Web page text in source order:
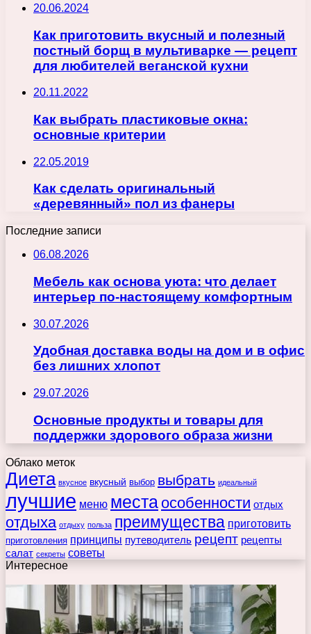
20.06.2024
Как приготовить вкусный и полезный
постный борщ в мультиварке — рецепт
для любителей веганской кухни
20.11.2022
Как выбрать пластиковые окна:
основные критерии
22.05.2019
Как сделать оригинальный
«деревянный» пол из фанеры
Последние записи
06.08.2026
Мебель как основа уюта: что делает
интерьер по-настоящему комфортным
30.07.2026
Удобная доставка воды на дом и в офис
без лишних хлопот
29.07.2026
Основные продукты и товары для
поддержки здорового образа жизни
Облако меток
Диета вкусное вкусный выбор выбрать идеальный
лучшие меню места особенности отдых
отдыха отдыху польза преимущества приготовить
приготовления принципы путеводитель рецепт рецепты
салат секреты советы
Интересное